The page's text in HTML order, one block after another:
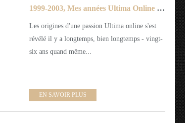
1999-2003, Mes années Ultima Online - souvenirs d'un rôliste sur Europa
Les origines d'une passion Ultima online s'est
révélé il y a longtemps, bien longtemps - vingt-
six ans quand même...
EN SAVOIR PLUS